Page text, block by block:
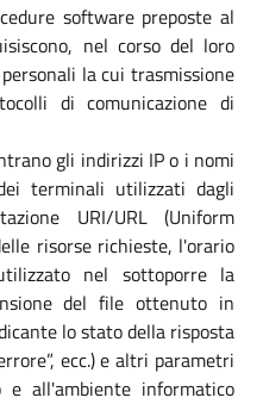
software preposte al
nel corso del loro
la cui trasmissione
di comunicazione di
gli indirizzi IP o i nomi
terminali utilizzati dagli
URI/URL (Uniform
risorse richieste, l'orario
nel sottoporre la
del file ottenuto in
lo stato della risposta
ecc.) e altri parametri
all'ambiente informatico